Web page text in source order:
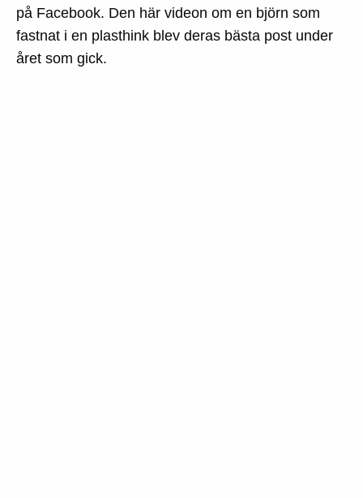
på Facebook. Den här videon om en björn som
fastnat i en plasthink blev deras bästa post under
året som gick.